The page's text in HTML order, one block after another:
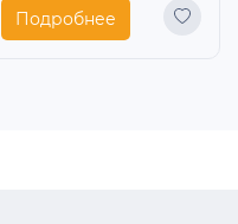
Подробнее